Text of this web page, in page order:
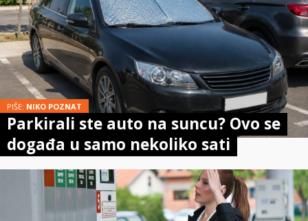
PIŠE: NIKO POZNAT
Parkirali ste auto na suncu? Ovo se
događa u samo nekoliko sati